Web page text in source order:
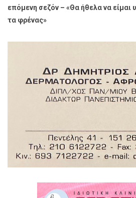
επόμενη σεζόν – «Θα ήθελα να είμαι
τα φρένας»